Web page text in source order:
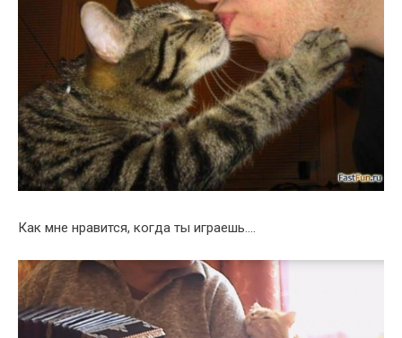
Как мне нравится, когда ты играешь….